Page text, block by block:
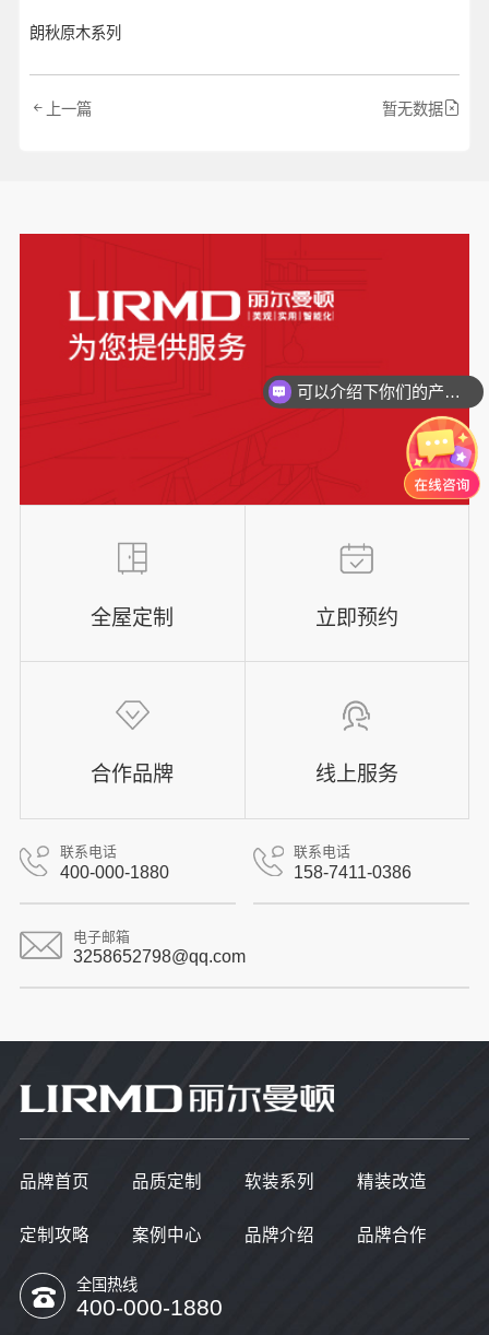
朗秋原木系列
上一篇 暂无数据
全屋定制 立即预约
合作品牌 线上服务
联系电话
400-000-1880
联系电话
158-7411-0386
电子邮箱
3258652798@qq.com
品牌首页 品质定制 软装系列 精装改造
定制攻略 案例中心 品牌介绍 品牌合作
全国热线
400-000-1880
可以介绍下你们的产品么？